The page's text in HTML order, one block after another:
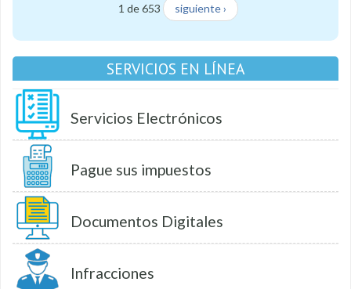
1 de 653 siguiente ›
SERVICIOS EN LÍNEA
Servicios Electrónicos
Pague sus impuestos
Documentos Digitales
Infracciones